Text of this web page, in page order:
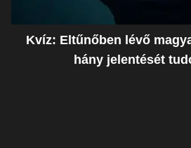
Kvíz: Eltűnőben lévő
hány jelentését